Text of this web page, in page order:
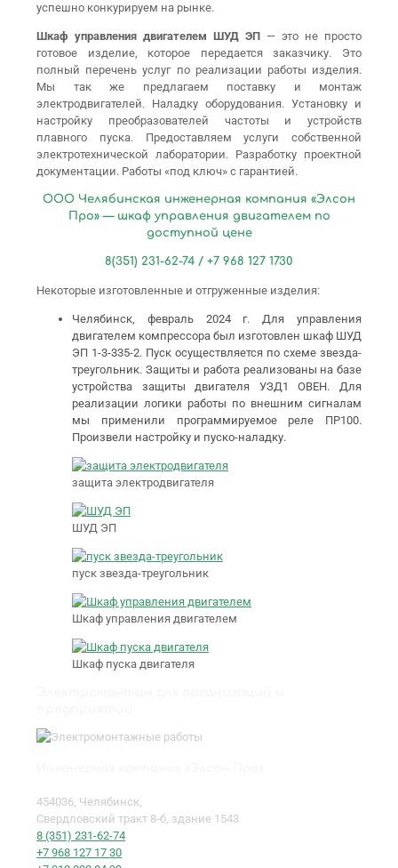
успешно конкурируем на рынке.
Шкаф управления двигателем ШУД ЭП — это не просто
готовое изделие, которое передается заказчику. Это
полный перечень услуг по реализации работы изделия.
Мы так же предлагаем поставку и монтаж
электродвигателей. Наладку оборудования. Установку и
настройку преобразователей частоты и устройств
плавного пуска. Предоставляем услуги собственной
электротехнической лаборатории. Разработку проектной
документации. Работы «под ключ» с гарантией.
ООО Челябинская инженерная компания «Элсон
Про» — шкаф управления двигателем по
доступной цене
8(351) 231-62-74 / +7 968 127 1730
Некоторые изготовленные и отгруженные изделия:
Челябинск, февраль 2024 г. Для управления
двигателем компрессора был изготовлен шкаф ШУД
ЭП 1-3-335-2. Пуск осуществляется по схеме звезда-
треугольник. Защиты и работа реализованы на базе
устройства защиты двигателя УЗД1 ОВЕН. Для
реализации логики работы по внешним сигналам
мы применили программируемое реле ПР100.
Произвели настройку и пуско-наладку.
защита электродвигателя
ШУД ЭП
пуск звезда-треугольник
Шкаф управления двигателем
Шкаф пуска двигателя
454036, Челябинск,
Свердловский тракт 8-б, здание 1543
8 (351) 231-62-74
+7 968 127 17 30